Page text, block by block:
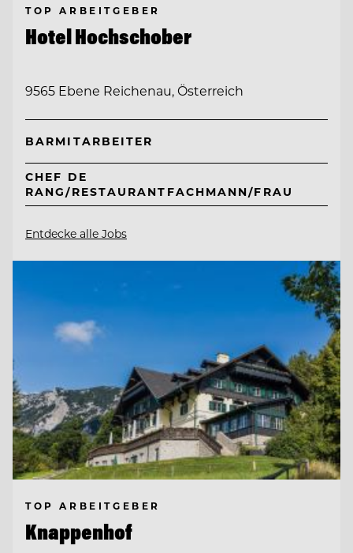
TOP ARBEITGEBER
Hotel Hochschober
9565 Ebene Reichenau, Österreich
BARMITARBEITER
CHEF DE
RANG/RESTAURANTFACHMANN/FRAU
Entdecke alle Jobs
TOP ARBEITGEBER
Knappenhof